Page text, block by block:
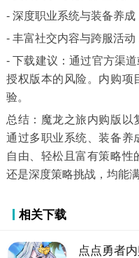
- 深度职业系统与装备养成
- 丰富社交内容与跨服活动
- 下载建议：通过官方渠
授权版本的风险。内购项
验。
总结：魔龙之旅内购版以
通过多职业系统、装备养
自由、轻松且富有策略
还是深度策略挑战，均能
相关下载
点点勇者